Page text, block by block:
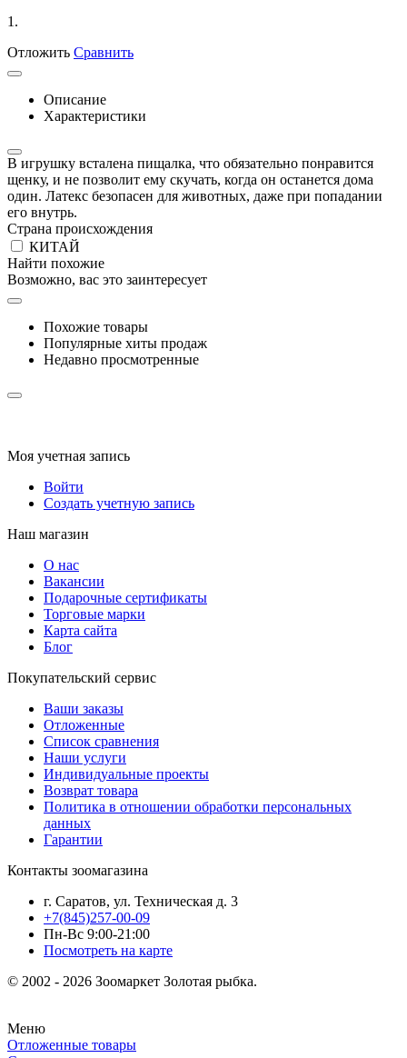
1.
Отложить Сравнить
Описание
Характеристики
В игрушку всталена пищалка, что обязательно понравится
щенку, и не позволит ему скучать, когда он останется дома
один. Латекс безопасен для животных, даже при попадании
его внутрь.
Страна происхождения
КИТАЙ
Найти похожие
Возможно, вас это заинтересует
Похожие товары
Популярные хиты продаж
Недавно просмотренные
Моя учетная запись
Войти
Создать учетную запись
Наш магазин
О нас
Вакансии
Подарочные сертификаты
Торговые марки
Карта сайта
Блог
Покупательский сервис
Ваши заказы
Отложенные
Список сравнения
Наши услуги
Индивидуальные проекты
Возврат товара
Политика в отношении обработки персональных
данных
Гарантии
Контакты зоомагазина
г. Саратов, ул. Техническая д. 3
+7(845)257-00-09
Пн-Вс 9:00-21:00
Посмотреть на карте
© 2002 - 2026 Зоомаркет Золотая рыбка.
Меню
Отложенные товары